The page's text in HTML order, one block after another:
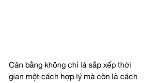
Cân bằng không chỉ là sắp xếp thời
gian một cách hợp lý mà còn là cách